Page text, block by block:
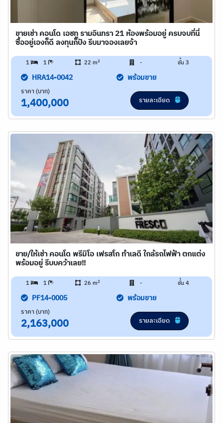
ขายเช่า คอนโด เอชทู รามอินทรา 21 ห้องพร้อมอยู่ ครบจบที่นี่
ซื้ออยู่เองก็ดี ลงทุนก็ปัง รีบมาจองเลยจ้า
1 1 22 m2 - ชั้น 3
HRA14-0042 พร้อมขาย
ราคา (บาท)
1,400,000 รายละเอียด
ขาย/ให้เช่า คอนโด พรีมิโอ เฟรสโก ทำเลดี ใกล้รถไฟฟ้า ตกแต่ง
พร้อมอยู่ รีบบคว้าเลย!!
1 1 26 m2 - ชั้น 4
PF14-0005 พร้อมขาย
ราคา (บาท)
2,163,000 รายละเอียด